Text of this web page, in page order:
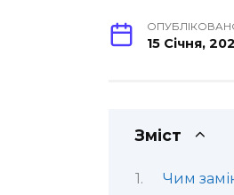
15 Січня,
Зміст
Чим